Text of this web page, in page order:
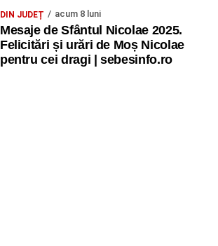
DIN JUDEȚ acum 8 luni
Mesaje de Sfântul Nicolae 2025.
Felicitări și urări de Moș Nicolae
pentru cei dragi | sebesinfo.ro